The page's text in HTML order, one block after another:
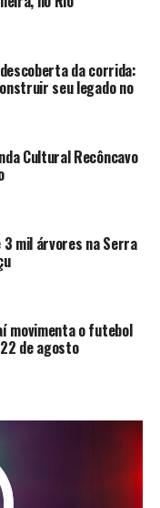
da corrida:
seu legado no
Cultural Recôncavo
mil árvores na Serra
movimenta o futebol
de agosto